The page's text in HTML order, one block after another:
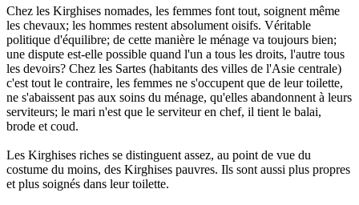
Chez les Kirghises nomades, les femmes font tout, soignent même
les chevaux; les hommes restent absolument oisifs. Véritable
politique d'équilibre; de cette manière le ménage va toujours bien;
une dispute est-elle possible quand l'un a tous les droits, l'autre tous
les devoirs? Chez les Sartes (habitants des villes de l'Asie centrale)
c'est tout le contraire, les femmes ne s'occupent que de leur toilette,
ne s'abaissent pas aux soins du ménage, qu'elles abandonnent à leurs
serviteurs; le mari n'est que le serviteur en chef, il tient le balai,
brode et coud.
Les Kirghises riches se distinguent assez, au point de vue du
costume du moins, des Kirghises pauvres. Ils sont aussi plus propres
et plus soignés dans leur toilette.